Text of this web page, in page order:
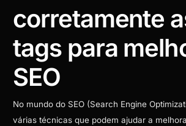
corretamente
tags para
SEO
No mundo do SEO (Search Engine
várias técnicas que podem ajudar a